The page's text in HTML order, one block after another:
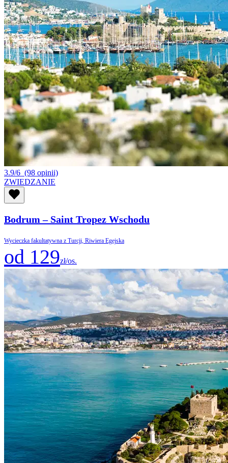
3.9/6 (98 opinii)
ZWIEDZANIE
Bodrum – Saint Tropez Wschodu
Wycieczka fakultatywna z Turcji, Riwiera Egejska
od 129zł/os.